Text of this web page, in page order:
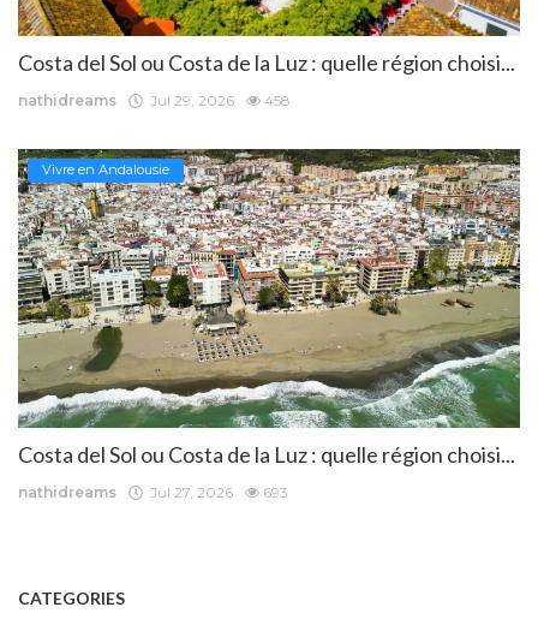
Costa del Sol ou Costa de la Luz : quelle région choisi...
nathidreams Jul 29, 2026 458
Vivre en Andalousie
Costa del Sol ou Costa de la Luz : quelle région choisi...
nathidreams Jul 27, 2026 693
CATEGORIES